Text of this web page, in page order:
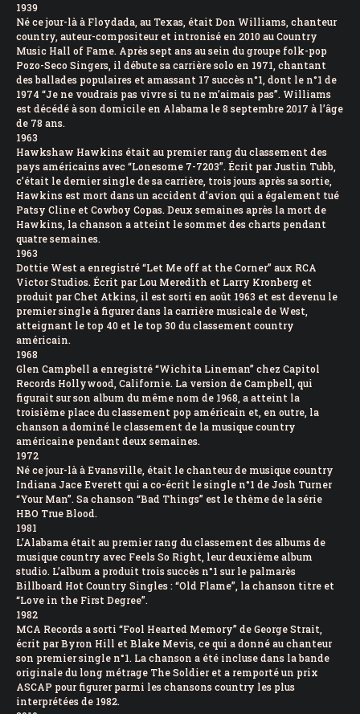
1939
Né ce jour-là à Floydada, au Texas, était Don Williams, chanteur
country, auteur-compositeur et intronisé en 2010 au Country
Music Hall of Fame. Après sept ans au sein du groupe folk-pop
Pozo-Seco Singers, il débute sa carrière solo en 1971, chantant
des ballades populaires et amassant 17 succès n°1, dont le n°1 de
1974 “Je ne voudrais pas vivre si tu ne m’aimais pas”. Williams
est décédé à son domicile en Alabama le 8 septembre 2017 à l’âge
de 78 ans.
1963
Hawkshaw Hawkins était au premier rang du classement des
pays américains avec “Lonesome 7-7203”. Écrit par Justin Tubb,
c’était le dernier single de sa carrière, trois jours après sa sortie,
Hawkins est mort dans un accident d’avion qui a également tué
Patsy Cline et Cowboy Copas. Deux semaines après la mort de
Hawkins, la chanson a atteint le sommet des charts pendant
quatre semaines.
1963
Dottie West a enregistré “Let Me off at the Corner” aux RCA
Victor Studios. Écrit par Lou Meredith et Larry Kronberg et
produit par Chet Atkins, il est sorti en août 1963 et est devenu le
premier single à figurer dans la carrière musicale de West,
atteignant le top 40 et le top 30 du classement country
américain.
1968
Glen Campbell a enregistré “Wichita Lineman” chez Capitol
Records Hollywood, Californie. La version de Campbell, qui
figurait sur son album du même nom de 1968, a atteint la
troisième place du classement pop américain et, en outre, la
chanson a dominé le classement de la musique country
américaine pendant deux semaines.
1972
Né ce jour-là à Evansville, était le chanteur de musique country
Indiana Jace Everett qui a co-écrit le single n°1 de Josh Turner
“Your Man”. Sa chanson “Bad Things” est le thème de la série
HBO True Blood.
1981
L’Alabama était au premier rang du classement des albums de
musique country avec Feels So Right, leur deuxième album
studio. L’album a produit trois succès n°1 sur le palmarès
Billboard Hot Country Singles : “Old Flame”, la chanson titre et
“Love in the First Degree”.
1982
MCA Records a sorti “Fool Hearted Memory” de George Strait,
écrit par Byron Hill et Blake Mevis, ce qui a donné au chanteur
son premier single n°1. La chanson a été incluse dans la bande
originale du long métrage The Soldier et a remporté un prix
ASCAP pour figurer parmi les chansons country les plus
interprétées de 1982.